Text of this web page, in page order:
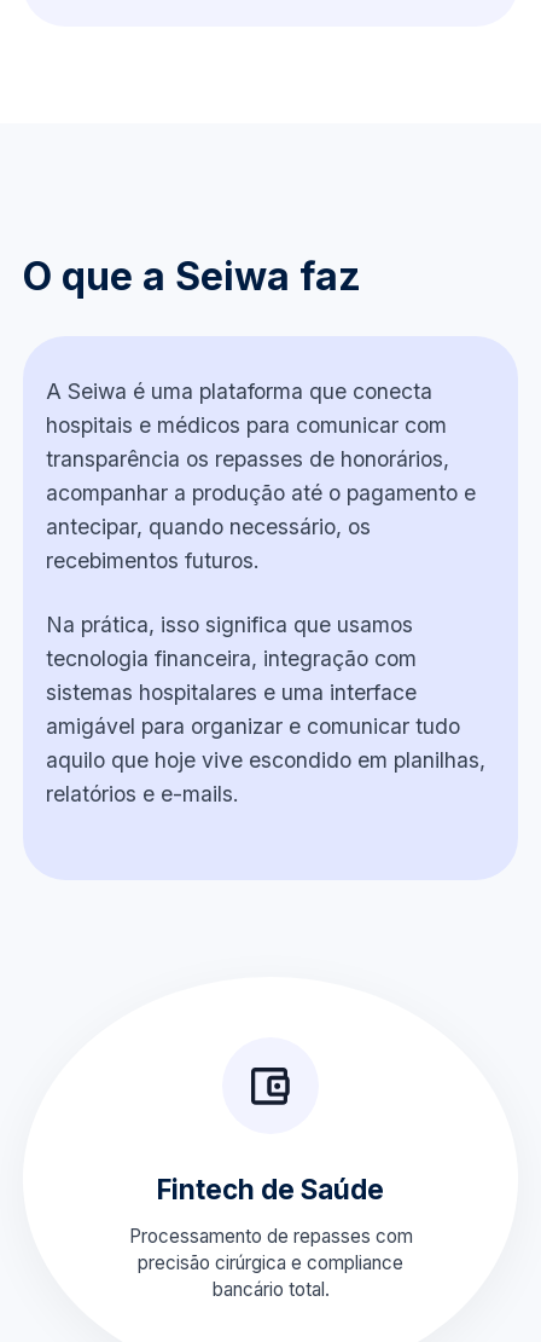
O que a Seiwa faz
A Seiwa é uma plataforma que conecta
hospitais e médicos para comunicar com
transparência os repasses de honorários,
acompanhar a produção até o pagamento e
antecipar, quando necessário, os
recebimentos futuros.
Na prática, isso significa que usamos
tecnologia financeira, integração com
sistemas hospitalares e uma interface
amigável para organizar e comunicar tudo
aquilo que hoje vive escondido em planilhas,
relatórios e e-mails.
Fintech de Saúde
Processamento de repasses com
precisão cirúrgica e compliance
bancário total.